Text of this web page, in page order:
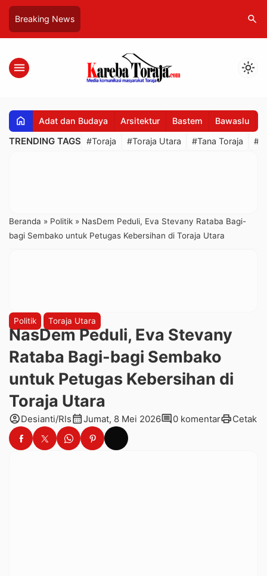
Breaking News search
menu light_mode
home Adat dan Budaya Arsitektur Bastem Bawaslu
TRENDING TAGS #Toraja #Toraja Utara #Tana Toraja
Beranda » Politik » NasDem Peduli, Eva Stevany Rataba Bagi-
bagi Sembako untuk Petugas Kebersihan di Toraja Utara
Politik Toraja Utara
NasDem Peduli, Eva Stevany
Rataba Bagi-bagi Sembako
untuk Petugas Kebersihan di
Toraja Utara
account_circleDesianti/Rlscalendar_monthJumat, 8 Mei 2026comment0 komentarprintCetak